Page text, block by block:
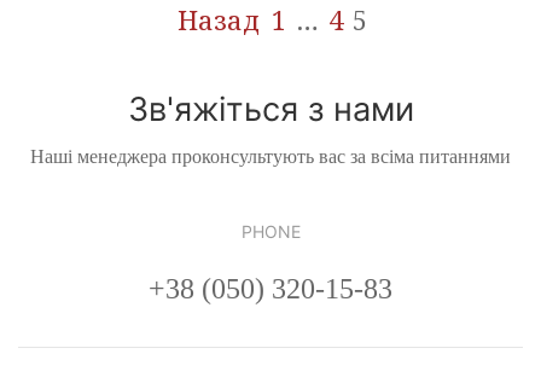
Назад 1 … 4 5
Зв'яжіться з нами
Наші менеджера проконсультують вас за всіма питаннями
PHONE
+38 (050) 320-15-83